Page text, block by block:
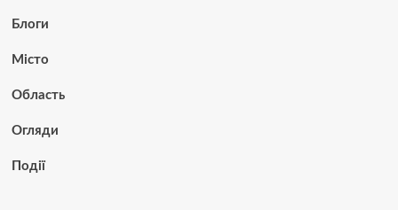
Блоги
Місто
Область
Огляди
Події